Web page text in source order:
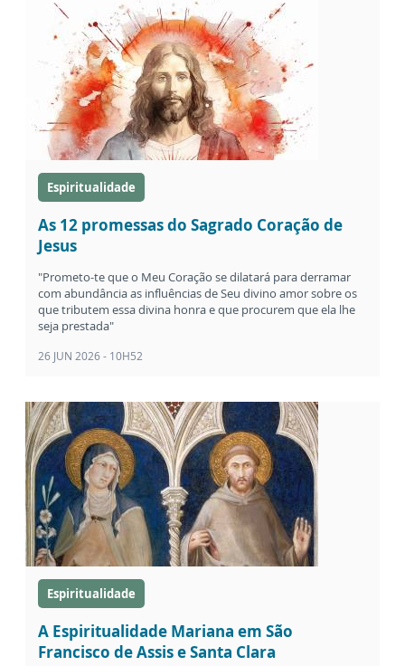
Espiritualidade
As 12 promessas do Sagrado Coração de
Jesus
"Prometo-te que o Meu Coração se dilatará para derramar
com abundância as influências de Seu divino amor sobre os
que tributem essa divina honra e que procurem que ela lhe
seja prestada"
26 JUN 2026 - 10H52
Espiritualidade
A Espiritualidade Mariana em São
Francisco de Assis e Santa Clara